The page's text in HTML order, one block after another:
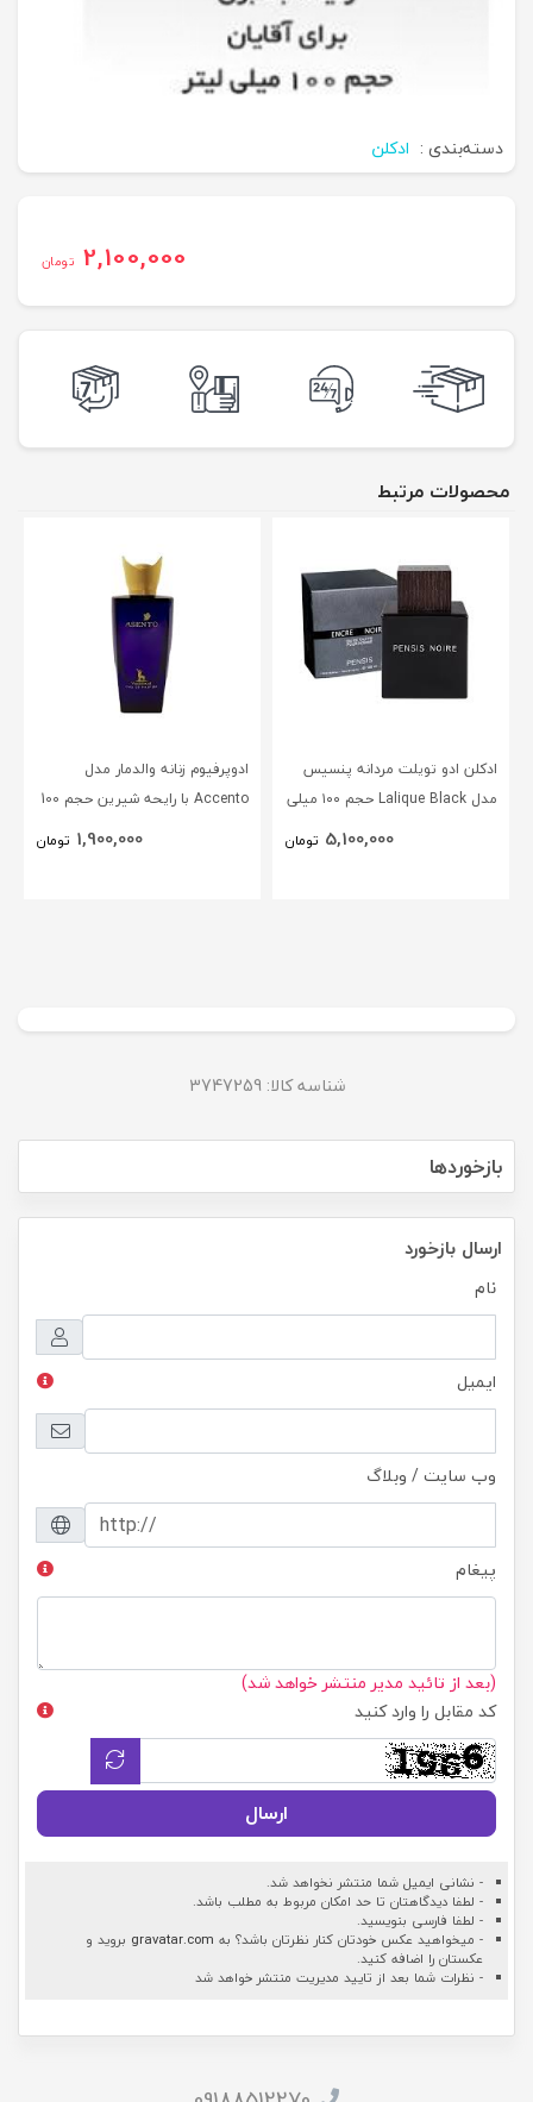
دسته‌بندی : ادکلن
2,100,000 تومان
محصولات مرتبط
ادکلن ادو تویلت مردانه پنسیس
مدل Lalique Black حجم ۱۰۰ میلی
5,100,000 تومان
ادوپرفیوم زنانه والدمار مدل
Accento با رایحه شیرین حجم 100
1,900,000 تومان
شناسه کالا: 3747259
بازخوردها
ارسال بازخورد
نام
ایمیل
وب سایت / وبلاگ
پیغام
(بعد از تائید مدیر منتشر خواهد شد)
کد مقابل را وارد کنید
ارسال
- نشانی ایمیل شما منتشر نخواهد شد.
- لطفا دیدگاهتان تا حد امکان مربوط به مطلب باشد.
- لطفا فارسی بنویسید.
- میخواهید عکس خودتان کنار نظرتان باشد؟ به gravatar.com بروید و
عکستان را اضافه کنید.
- نظرات شما بعد از تایید مدیریت منتشر خواهد شد